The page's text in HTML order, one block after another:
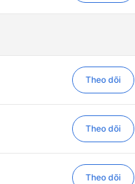
Theo dõi
Theo dõi
Theo dõi